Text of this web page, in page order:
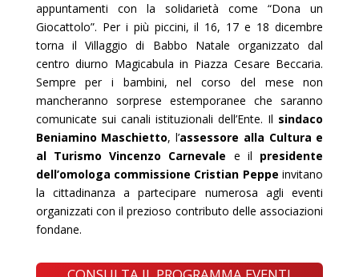
appuntamenti con la solidarietà come “Dona un
Giocattolo”. Per i più piccini, il 16, 17 e 18 dicembre
torna il Villaggio di Babbo Natale organizzato dal
centro diurno Magicabula in Piazza Cesare Beccaria.
Sempre per i bambini, nel corso del mese non
mancheranno sorprese estemporanee che saranno
comunicate sui canali istituzionali dell’Ente. Il sindaco
Beniamino Maschietto, l’assessore alla Cultura e
al Turismo Vincenzo Carnevale e il presidente
dell’omologa commissione Cristian Peppe invitano
la cittadinanza a partecipare numerosa agli eventi
organizzati con il prezioso contributo delle associazioni
fondane.